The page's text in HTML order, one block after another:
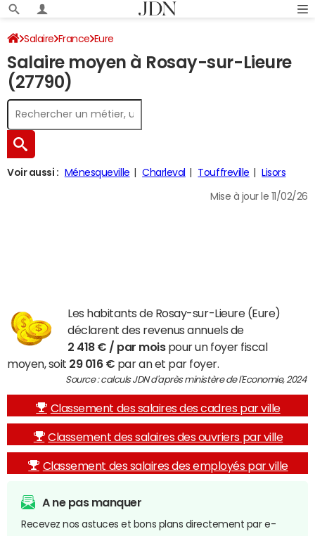
Salaire France Eure
Salaire moyen à Rosay-sur-Lieure
(27790)
Voir aussi : Ménesqueville Charleval Touffreville Lisors
Mise à jour le 11/02/26
Les habitants de Rosay-sur-Lieure (Eure)
déclarent des revenus annuels de
2 418 € / par moispour un foyer fiscal
moyen, soit 29 016 € par an et par foyer.
Source : calculs JDN d'après ministère de l'Economie, 2024
Classement des salaires des cadres par ville
Classement des salaires des ouvriers par ville
Classement des salaires des employés par ville
A ne pas manquer
Recevez nos astuces et bons plans directement par e-